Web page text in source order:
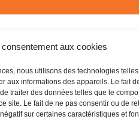
aux cookies
nous utilisons des technologies
aux informations des appareils. Le fait
traiter des données telles que le
site. Le fait de ne pas consentir ou de
sur certaines caractéristiques et
06 16 32 70 31
28 rue de la Monta, 38120